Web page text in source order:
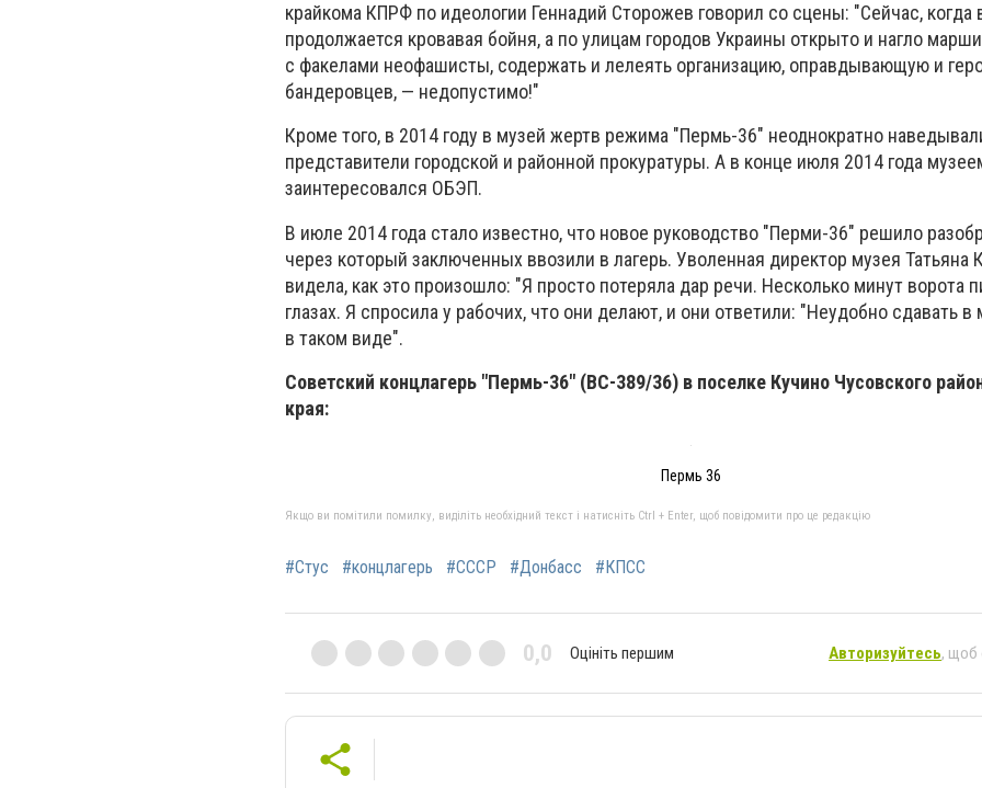
крайкома КПРФ по идеологии Геннадий Сторожев говорил со сцены: "Сейчас, когда
продолжается кровавая бойня, а по улицам городов Украины открыто и нагло
с факелами неофашисты, содержать и лелеять организацию, оправдывающую и
бандеровцев, — недопустимо!"
Кроме того, в 2014 году в музей жертв режима "Пермь-36" неоднократно
представители городской и районной прокуратуры. А в конце июля 2014 года
заинтересовался ОБЭП.
В июле 2014 года стало известно, что новое руководство "Перми-36" решило
через который заключенных ввозили в лагерь. Уволенная директор музея Татьяна
видела, как это произошло: "Я просто потеряла дар речи. Несколько минут ворота
глазах. Я спросила у рабочих, что они делают, и они ответили: "Неудобно сдавать в
в таком виде".
Советский концлагерь "Пермь-36" (ВС-389/36) в поселке Кучино Чусовского
края:
Пермь 36
Якщо ви помітили помилку, виділіть необхідний текст і натисніть Ctrl + Enter, щоб повідомити про це редакцію
#Стус #концлагерь #СССР #Донбасс #КПСС
0,0 Оцініть першим Авторизуйтесь, щоб